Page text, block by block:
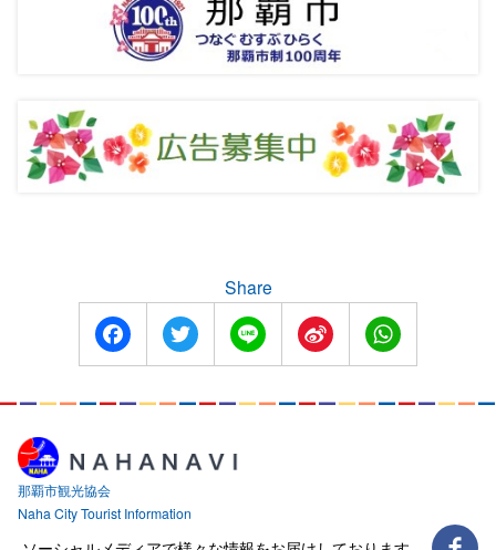
Share
FacebookTwitter Line
Sina
Weibo
WhatsApp
那覇市観光協会
Naha City Tourist Information